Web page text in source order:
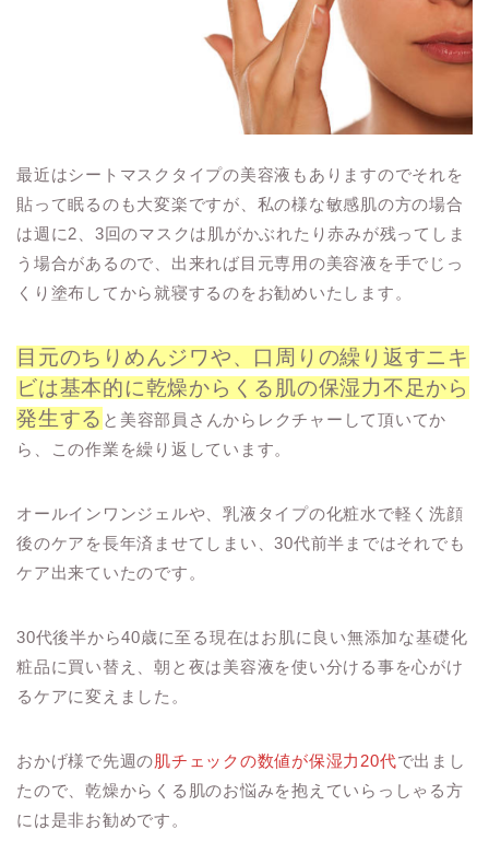
最近はシートマスクタイプの美容液もありますのでそれを
貼って眠るのも大変楽ですが、私の様な敏感肌の方の場合
は週に2、3回のマスクは肌がかぶれたり赤みが残ってしま
う場合があるので、出来れば目元専用の美容液を手でじっ
くり塗布してから就寝するのをお勧めいたします。
目元のちりめんジワや、口周りの繰り返すニキ
ビは基本的に乾燥からくる肌の保湿力不足から
発生する と美容部員さんからレクチャーして頂いてか
ら、この作業を繰り返しています。
オールインワンジェルや、乳液タイプの化粧水で軽く洗顔
後のケアを長年済ませてしまい、30代前半まではそれでも
ケア出来ていたのです。
30代後半から40歳に至る現在はお肌に良い無添加な基礎化
粧品に買い替え、朝と夜は美容液を使い分ける事を心がけ
るケアに変えました。
おかげ様で先週の肌チェックの数値が保湿力20代で出まし
たので、乾燥からくる肌のお悩みを抱えていらっしゃる方
には是非お勧めです。